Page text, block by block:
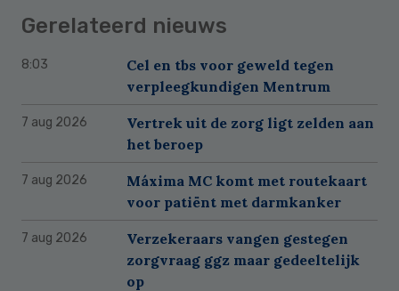
Gerelateerd nieuws
8:03
Cel en tbs voor geweld tegen
verpleegkundigen Mentrum
7 aug 2026
Vertrek uit de zorg ligt zelden aan
het beroep
7 aug 2026
Máxima MC komt met routekaart
voor patiënt met darmkanker
7 aug 2026
Verzekeraars vangen gestegen
zorgvraag ggz maar gedeeltelijk
op